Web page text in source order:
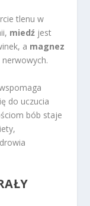
tlenu w
miedź jest
a magnez
do uczucia
bób staje